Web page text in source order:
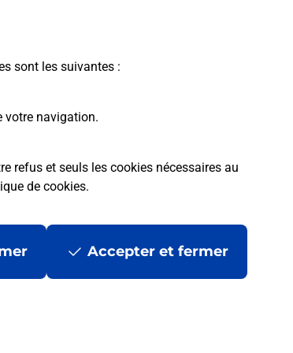
sont les suivantes :
votre navigation.
refus et seuls les cookies nécessaires au
de cookies.
Accepter et fermer
?